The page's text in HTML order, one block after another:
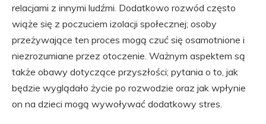
relacjami z innymi ludźmi. Dodatkowo rozwód często
wiąże się z poczuciem izolacji społecznej; osoby
przeżywające ten proces mogą czuć się osamotnione i
niezrozumiane przez otoczenie. Ważnym aspektem są
także obawy dotyczące przyszłości; pytania o to, jak
będzie wyglądało życie po rozwodzie oraz jak wpłynie
on na dzieci mogą wywoływać dodatkowy stres.